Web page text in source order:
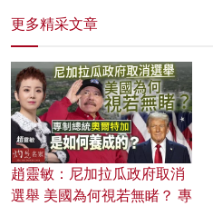
更多精采文章
趙靈敏：尼加拉瓜政府取消
選舉 美國為何視若無睹？ 專